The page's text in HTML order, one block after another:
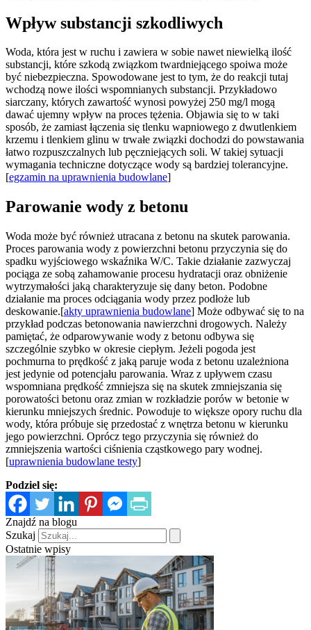
Wpływ substancji szkodliwych
Woda, która jest w ruchu i zawiera w sobie nawet niewielką ilość
substancji, które szkodą związkom twardniejącego spoiwa może
być niebezpieczna. Spowodowane jest to tym, że do reakcji tutaj
wchodzą nowe ilości wspomnianych substancji. Przykładowo
siarczany, których zawartość wynosi powyżej 250 mg/l mogą
dawać ujemny wpływ na proces tężenia. Objawia się to w taki
sposób, że zamiast łączenia się tlenku wapniowego z dwutlenkiem
krzemu i tlenkiem glinu w trwałe związki dochodzi do powstawania
łatwo rozpuszczalnych lub pęczniejących soli. W takiej sytuacji
wymagania techniczne dotyczące wody są bardziej tolerancyjne.
[egzamin na uprawnienia budowlane]
Parowanie wody z betonu
Woda może być również utracana z betonu na skutek parowania.
Proces parowania wody z powierzchni betonu przyczynia się do
spadku wyjściowego wskaźnika W/C. Takie działanie zazwyczaj
pociąga ze sobą zahamowanie procesu hydratacji oraz obniżenie
wytrzymałości jaką charakteryzuje się dany beton. Podobne
działanie ma proces odciągania wody przez podłoże lub
deskowanie.[akty uprawnienia budowlane] Może odbywać się to na
przykład podczas betonowania nawierzchni drogowych. Należy
pamiętać, że odparowywanie wody z betonu odbywa się
szczególnie szybko w okresie ciepłym. Jeżeli pogoda jest
pochmurna to prędkość z jaką paruje woda z betonu uzależniona
jest jedynie od potencjału parowania. Wraz z upływem czasu
wspomniana prędkość zmniejsza się na skutek zmniejszania się
porowatości betonu oraz zmian w rozkładzie porów w betonie w
kierunku mniejszych średnic. Powoduje to większe opory ruchu dla
wody, która próbuje się przedostać z wnętrza betonu w kierunku
jego powierzchni. Oprócz tego przyczynia się również do
zmniejszenia wartości ciśnienia cząstkowego pary wodnej.
[uprawnienia budowlane testy]
Podziel się:
Znajdź na blogu
Szukaj
Ostatnie wpisy